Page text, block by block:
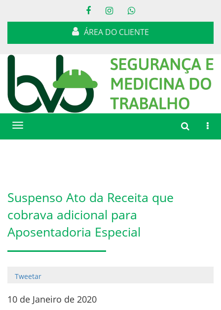
ÁREA DO CLIENTE
Toggle
Toggle
Suspenso Ato da Receita que
cobrava adicional para
Aposentadoria Especial
Tweetar
10 de Janeiro de 2020